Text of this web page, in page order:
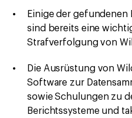
Einige der gefundenen
sind bereits eine
Strafverfolgung von
Die Ausrüstung von
Software zur
sowie Schulungen zu
Berichtssysteme und